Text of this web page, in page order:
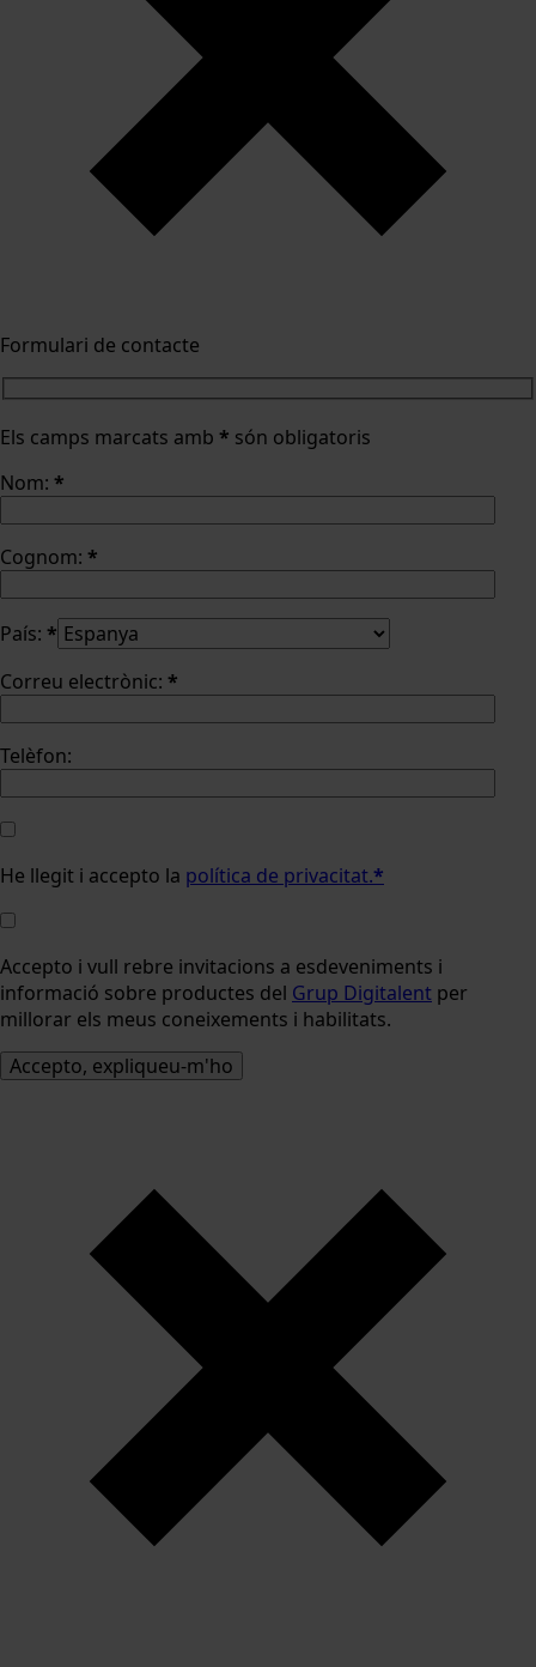
Formulari de contacte
Els camps marcats amb * són obligatoris
Nom: *
Cognom: *
País: *
Correu electrònic: *
Telèfon:
He llegit i accepto la política de privacitat.*
Accepto i vull rebre invitacions a esdeveniments i
informació sobre productes del Grup Digitalent per
millorar els meus coneixements i habilitats.